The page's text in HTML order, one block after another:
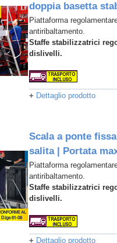
doppia basetta
Piattaforma
antiribaltamento.
Staffe stabilizzatrici
dislivelli.
+ Dettaglio prodotto
Scala a ponte
salita | Portata
Piattaforma
antiribaltamento.
Staffe stabilizzatrici
dislivelli.
+ Dettaglio prodotto